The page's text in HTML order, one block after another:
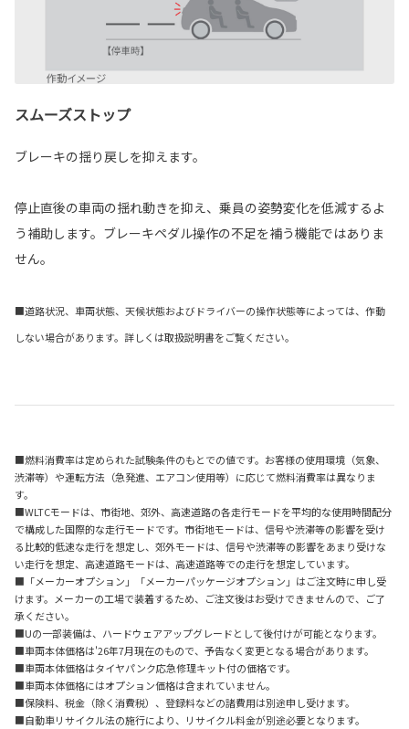
スムーズストップ
ブレーキの揺り戻しを抑えます。
停止直後の車両の揺れ動きを抑え、乗員の姿勢変化を低減するよ
う補助します。ブレーキペダル操作の不足を補う機能ではありま
せん。
■道路状況、車両状態、天候状態およびドライバーの操作状態等によっては、作動
しない場合があります。詳しくは取扱説明書をご覧ください。
■燃料消費率は定められた試験条件のもとでの値です。お客様の使用環境（気象、
渋滞等）や運転方法（急発進、エアコン使用等）に応じて燃料消費率は異なりま
す。
■WLTCモードは、市街地、郊外、高速道路の各走行モードを平均的な使用時間配分
で構成した国際的な走行モードです。市街地モードは、信号や渋滞等の影響を受け
る比較的低速な走行を想定し、郊外モードは、信号や渋滞等の影響をあまり受けな
い走行を想定、高速道路モードは、高速道路等での走行を想定しています。
■「メーカーオプション」「メーカーパッケージオプション」はご注文時に申し受
けます。メーカーの工場で装着するため、ご注文後はお受けできませんので、ご了
承ください。
■Uの一部装備は、ハードウェアアップグレードとして後付けが可能となります。
■車両本体価格は'26年7月現在のもので、予告なく変更となる場合があります。
■車両本体価格はタイヤパンク応急修理キット付の価格です。
■車両本体価格にはオプション価格は含まれていません。
■保険料、税金（除く消費税）、登録料などの諸費用は別途申し受けます。
■自動車リサイクル法の施行により、リサイクル料金が別途必要となります。